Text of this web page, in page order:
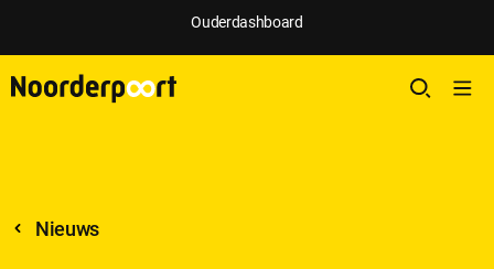
Ouderdashboard
Nieuws